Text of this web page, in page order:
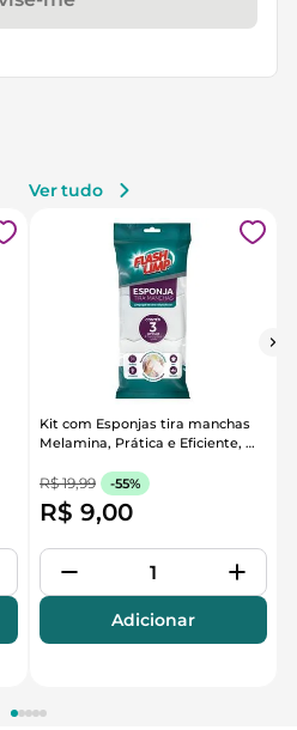
Ver tudo
Kit com Esponjas tira manchas
Melamina, Prática e Eficiente,
R$ 19,99 -55%
R$ 9,00
Adicionar